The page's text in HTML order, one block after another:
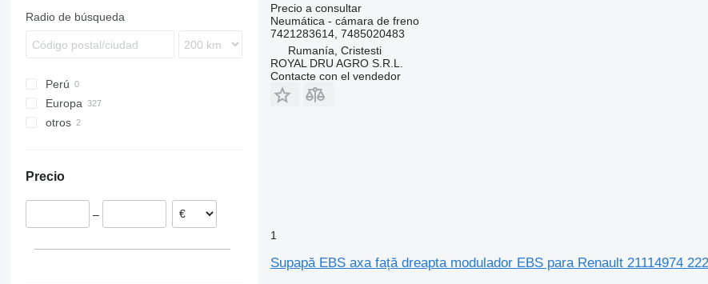
Sprinter
Unimog
Premium
Premium 420
FMX
G-series
VNL
Radio de búsqueda
Perú
Europa
Países Bajos
Estonia
otros
Precio
–
Precio a consultar
Neumática - cámara de freno
7421283614, 7485020483
Rumanía, Cristesti
ROYAL DRU AGRO S.R.L.
Contacte con el vendedor
1
Supapă EBS axa față dreapta modulador EBS para Renault 21114974